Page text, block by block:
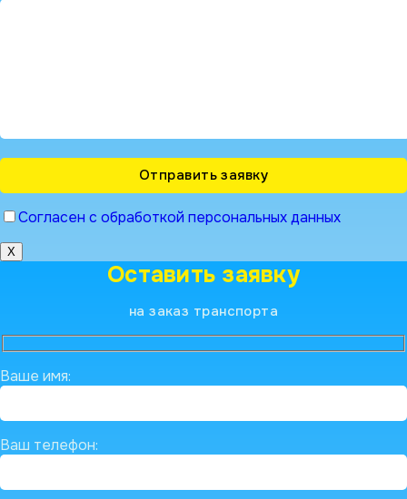
Согласен с обработкой персональных данных
X
Оставить заявку
на заказ транспорта
Ваше имя:
Ваш телефон: